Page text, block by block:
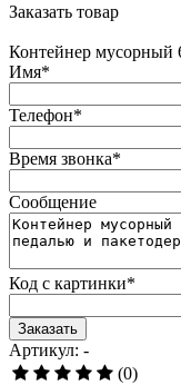
Заказать товар
Контейнер мусорный
Имя*
Телефон*
Время звонка*
Сообщение
Код с картинки*
Заказать
Артикул: -
(0)